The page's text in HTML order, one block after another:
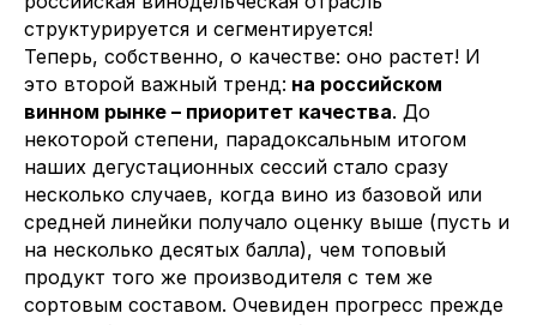
структурируется и сегментируется!
Теперь, собственно, о качестве: оно растет! И
это второй важный тренд: на российском
винном рынке – приоритет качества. До
некоторой степени, парадоксальным итогом
наших дегустационных сессий стало сразу
несколько случаев, когда вино из базовой или
средней линейки получало оценку выше (пусть и
на несколько десятых балла), чем топовый
продукт того же производителя с тем же
сортовым составом. Очевиден прогресс прежде